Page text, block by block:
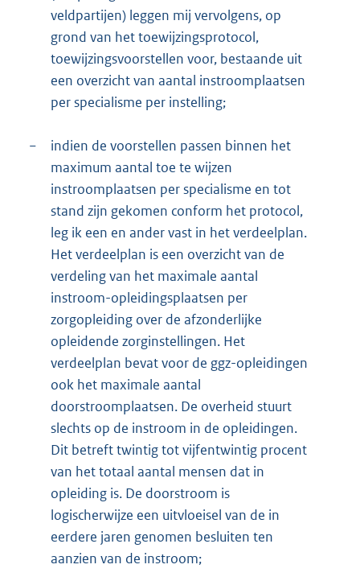
veldpartijen) leggen mij vervolgens, op
grond van het toewijzingsprotocol,
toewijzingsvoorstellen voor, bestaande uit
een overzicht van aantal instroomplaatsen
per specialisme per instelling;
−
indien de voorstellen passen binnen het
maximum aantal toe te wijzen
instroomplaatsen per specialisme en tot
stand zijn gekomen conform het protocol,
leg ik een en ander vast in het verdeelplan.
Het verdeelplan is een overzicht van de
verdeling van het maximale aantal
instroom-opleidingsplaatsen per
zorgopleiding over de afzonderlijke
opleidende zorginstellingen. Het
verdeelplan bevat voor de ggz-opleidingen
ook het maximale aantal
doorstroomplaatsen. De overheid stuurt
slechts op de instroom in de opleidingen.
Dit betreft twintig tot vijfentwintig procent
van het totaal aantal mensen dat in
opleiding is. De doorstroom is
logischerwijze een uitvloeisel van de in
eerdere jaren genomen besluiten ten
aanzien van de instroom;